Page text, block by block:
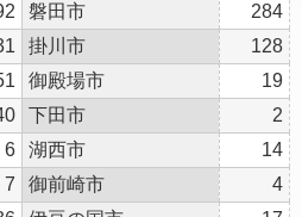
磐田市
284
掛川市
128
御殿場市
19
下田市
2
6 湖西市
14
7 御前崎市
4